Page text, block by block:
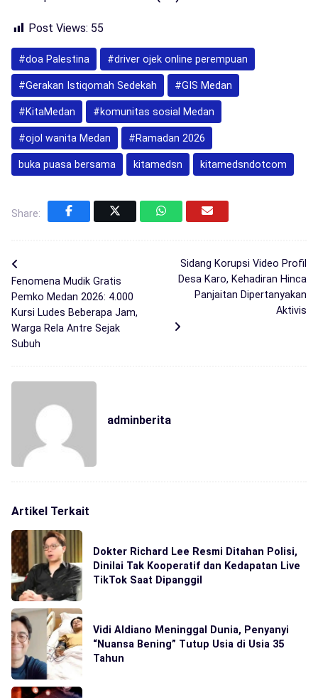
Post Views: 55
#doa Palestina #driver ojek online perempuan
#Gerakan Istiqomah Sedekah #GIS Medan
#KitaMedan #komunitas sosial Medan
#ojol wanita Medan #Ramadan 2026
buka puasa bersama kitamedsn kitamedsndotcom
Share:
Fenomena Mudik Gratis
Pemko Medan 2026: 4.000
Kursi Ludes Beberapa Jam,
Warga Rela Antre Sejak
Subuh
Sidang Korupsi Video Profil
Desa Karo, Kehadiran Hinca
Panjaitan Dipertanyakan
Aktivis
adminberita
Artikel Terkait
Dokter Richard Lee Resmi Ditahan Polisi,
Dinilai Tak Kooperatif dan Kedapatan Live
TikTok Saat Dipanggil
Vidi Aldiano Meninggal Dunia, Penyanyi
“Nuansa Bening” Tutup Usia di Usia 35
Tahun